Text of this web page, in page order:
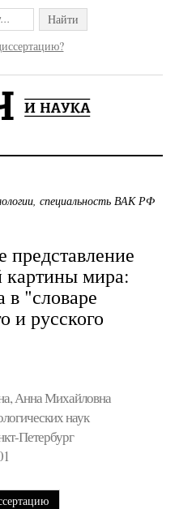
Найти
специальность ВАК РФ
представление
картины мира:
в "словаре
и русского
Анна Михайловна
наук
Петербург